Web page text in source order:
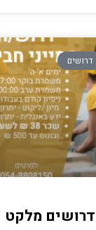
דרושים
דרושים מלקט